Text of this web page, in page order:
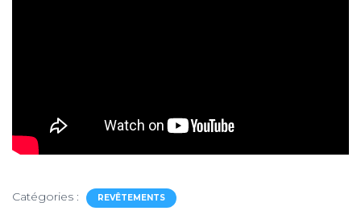
Catégories : REVÊTEMENTS